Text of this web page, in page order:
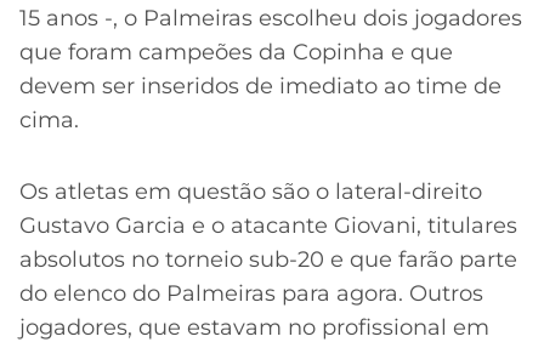
CRUZEIRO
15 anos -, o Palmeiras escolheu dois jogadores
que foram campeões da Copinha e que
devem ser inseridos de imediato ao time de
cima.
Os atletas em questão são o lateral-direito
Gustavo Garcia e o atacante Giovani, titulares
absolutos no torneio sub-20 e que farão parte
do elenco do Palmeiras para agora. Outros
jogadores, que estavam no profissional em